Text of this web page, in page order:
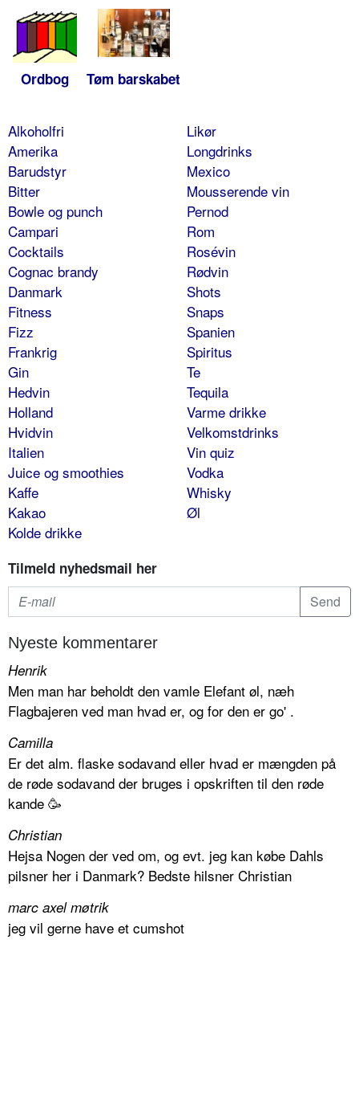
Ordbog Tøm barskabet
Alkoholfri
Amerika
Barudstyr
Bitter
Bowle og punch
Campari
Cocktails
Cognac brandy
Danmark
Fitness
Fizz
Frankrig
Gin
Hedvin
Holland
Hvidvin
Italien
Juice og smoothies
Kaffe
Kakao
Kolde drikke
Likør
Longdrinks
Mexico
Mousserende vin
Pernod
Rom
Rosévin
Rødvin
Shots
Snaps
Spanien
Spiritus
Te
Tequila
Varme drikke
Velkomstdrinks
Vin quiz
Vodka
Whisky
Øl
Tilmeld nyhedsmail her
Nyeste kommentarer
Henrik
Men man har beholdt den vamle Elefant øl, næh
Flagbajeren ved man hvad er, og for den er go' .
Camilla
Er det alm. flaske sodavand eller hvad er mængden på
de røde sodavand der bruges i opskriften til den røde
kande 🥳
Christian
Hejsa Nogen der ved om, og evt. jeg kan købe Dahls
pilsner her i Danmark? Bedste hilsner Christian
marc axel møtrik
jeg vil gerne have et cumshot